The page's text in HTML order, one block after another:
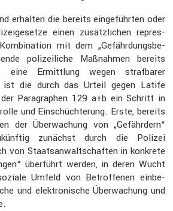
erhalten die bereits einge­führten oder
einen zusätz­li­chen repres­
mit dem „Gefähr­dungs­be­
polizei­liche Maßnahmen bereits
eine Ermitt­lung wegen straf­barer
ist die durch das Urteil gegen Latife
Paragra­phen 129 a+b ein Schritt in
und Einschüch­te­rung. Erste, bereits
der Überwa­chung von „Gefähr­dern“
zunächst durch die Polizei
von Staats­an­walt­schaften in konkrete
überführt werden, in deren Wucht
Umfeld von Betrof­fenen einbe­
und elektro­ni­sche Überwa­chung und